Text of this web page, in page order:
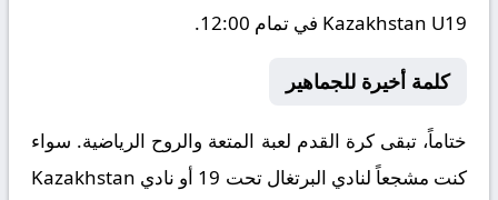
Kazakhstan U19 في تمام 12:00.
كلمة أخيرة للجماهير
ختاماً، تبقى كرة القدم لعبة المتعة والروح الرياضية. سواء
كنت مشجعاً لنادي البرتغال تحت 19 أو نادي Kazakhstan